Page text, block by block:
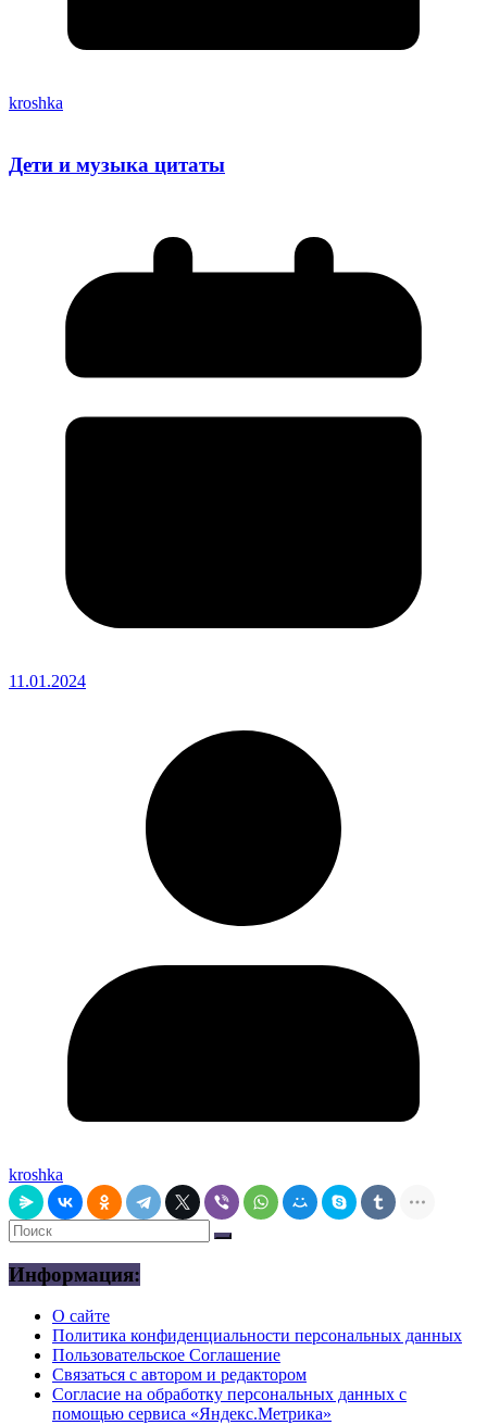
kroshka
Дети и музыка цитаты
11.01.2024
kroshka
Информация:
О сайте
Политика конфиденциальности персональных данных
Пользовательское Соглашение
Связаться с автором и редактором
Согласие на обработку персональных данных с
помощью сервиса «Яндекс.Метрика»